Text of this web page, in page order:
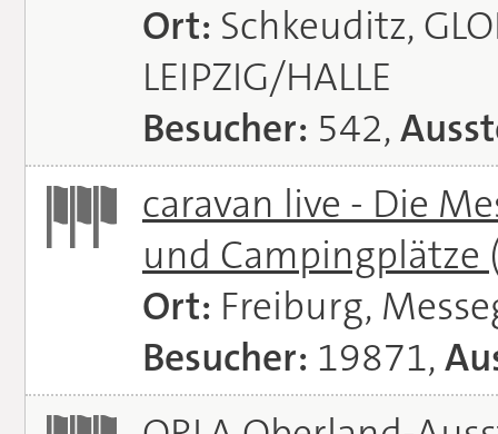
Ort: Schkeuditz,
LEIPZIG/HALLE
Besucher: 542,
caravan live - Die
und Campingplätze
Ort: Freiburg,
Besucher: 19871,